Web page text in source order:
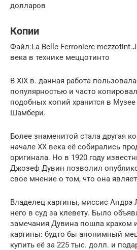
долларов
Копии
Файл:La Belle Ferroniere
века в технике меццотинто
В XIX в. данная работа
популярностью и часто
подобных копий хранится в
Шамбери.
Более знаменитой стала другая
начале XX века её собирались
оригинала. Но в 1920 году
Джозеф Дувин позволил
свое мнение о том, что она
Владелец картины, миссис Андрэ
него в суд за клевету. Было
замечания Дувина пошла крахом
картины: будто бы анонимный
купить её за 225 тыс. долл. и